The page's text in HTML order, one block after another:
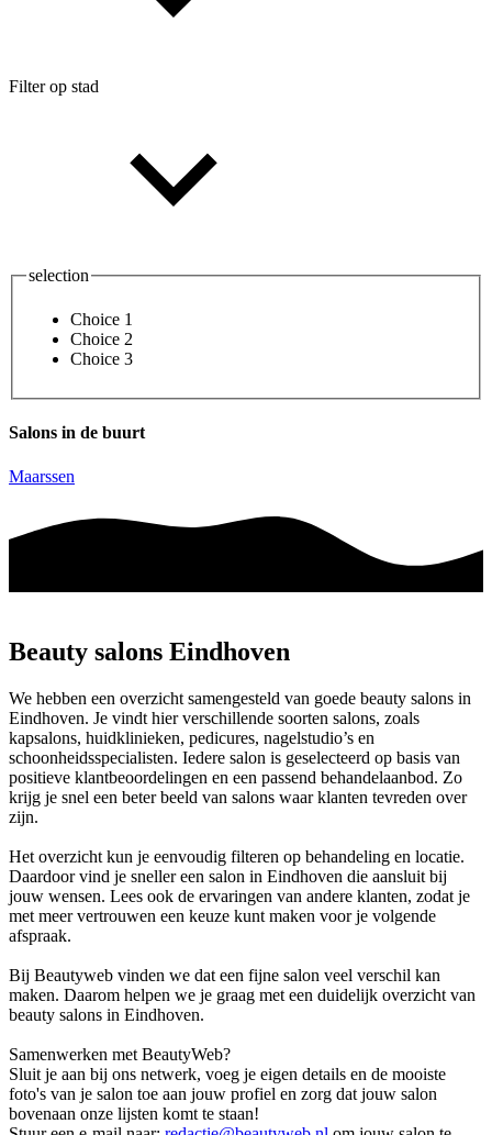
Filter op stad
selection
Choice 1
Choice 2
Choice 3
Salons in de buurt
Maarssen
Beauty salons Eindhoven
We hebben een overzicht samengesteld van goede beauty salons in
Eindhoven. Je vindt hier verschillende soorten salons, zoals
kapsalons, huidklinieken, pedicures, nagelstudio’s en
schoonheidsspecialisten. Iedere salon is geselecteerd op basis van
positieve klantbeoordelingen en een passend behandelaanbod. Zo
krijg je snel een beter beeld van salons waar klanten tevreden over
zijn.
Het overzicht kun je eenvoudig filteren op behandeling en locatie.
Daardoor vind je sneller een salon in Eindhoven die aansluit bij
jouw wensen. Lees ook de ervaringen van andere klanten, zodat je
met meer vertrouwen een keuze kunt maken voor je volgende
afspraak.
Bij Beautyweb vinden we dat een fijne salon veel verschil kan
maken. Daarom helpen we je graag met een duidelijk overzicht van
beauty salons in Eindhoven.
Samenwerken met BeautyWeb?
Sluit je aan bij ons netwerk, voeg je eigen details en de mooiste
foto's van je salon toe aan jouw profiel en zorg dat jouw salon
bovenaan onze lijsten komt te staan!